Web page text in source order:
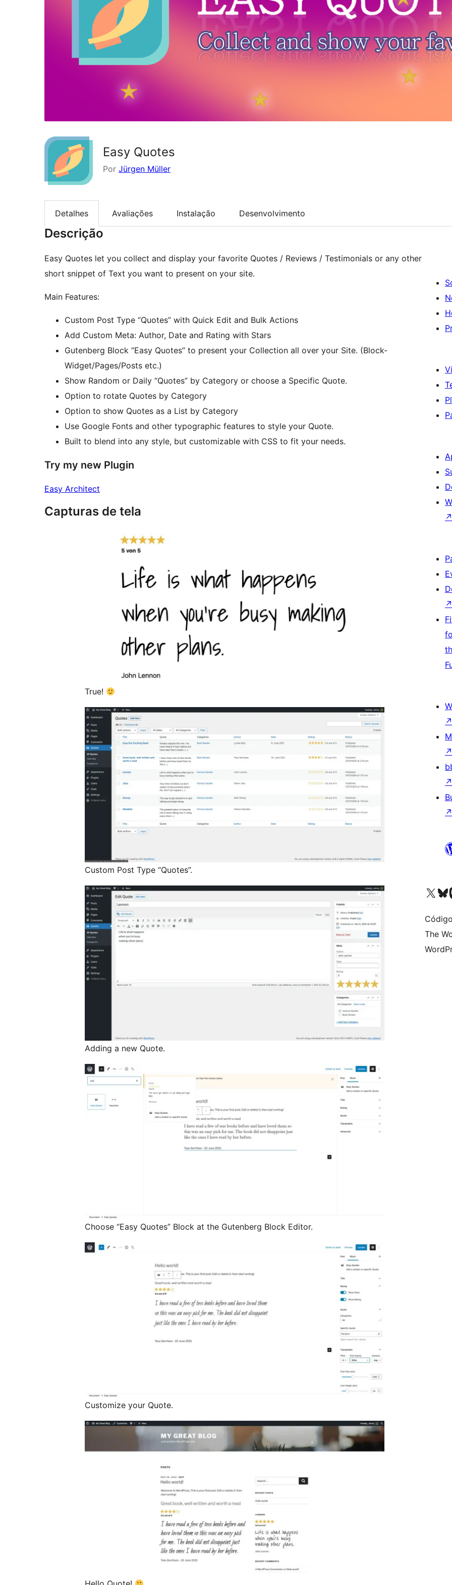
Easy Quotes
Por Jürgen Müller
Detalhes Avaliações Instalação Desenvolvimento
Descrição
Easy Quotes let you collect and display your favorite Quotes / Reviews / Testimonials or any other
short snippet of Text you want to present on your site.
Main Features:
Custom Post Type “Quotes” with Quick Edit and Bulk Actions
Add Custom Meta: Author, Date and Rating with Stars
Gutenberg Block “Easy Quotes” to present your Collection all over your Site. (Block-
Widget/Pages/Posts etc.)
Show Random or Daily “Quotes” by Category or choose a Specific Quote.
Option to rotate Quotes by Category
Option to show Quotes as a List by Category
Use Google Fonts and other typographic features to style your Quote.
Built to blend into any style, but customizable with CSS to fit your needs.
Try my new Plugin
Easy Architect
Capturas de tela
True!
Custom Post Type “Quotes”.
Adding a new Quote.
Choose “Easy Quotes” Block at the Gutenberg Block Editor.
Customize your Quote.
↗
↗
↗
↗
↗
↗
Acessar nossa conta
Acessar
The